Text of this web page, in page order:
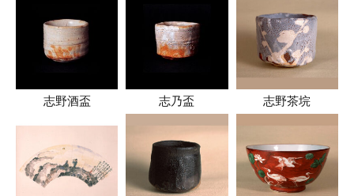
志野酒盃 志乃盃 志野茶垸